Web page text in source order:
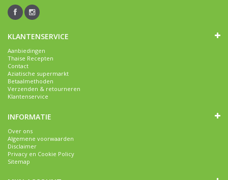
KLANTENSERVICE
Aanbiedingen
Thaise Recepten
Contact
Aziatische supermarkt
Betaalmethoden
Verzenden & retourneren
Klantenservice
INFORMATIE
Over ons
Algemene voorwaarden
Disclaimer
Privacy en Cookie Policy
Sitemap